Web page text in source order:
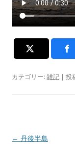
カテゴリー:雑記 | 投
投
← 丹後半島